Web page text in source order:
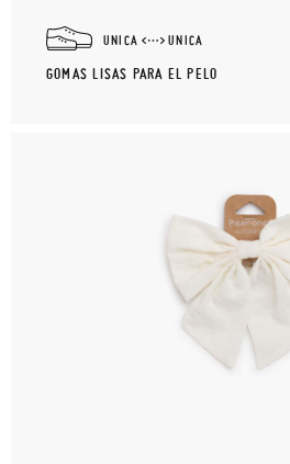
UNICA UNICA
GOMAS LISAS PARA EL PELO